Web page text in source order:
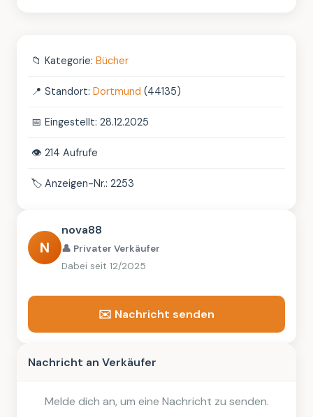
📁 Kategorie: Bücher
📍 Standort: Dortmund (44135)
📅 Eingestellt: 28.12.2025
👁️ 214 Aufrufe
🏷️ Anzeigen-Nr.: 2253
N
nova88
👤 Privater Verkäufer
Dabei seit 12/2025
✉️ Nachricht senden
Nachricht an Verkäufer
Melde dich an, um eine Nachricht zu senden.